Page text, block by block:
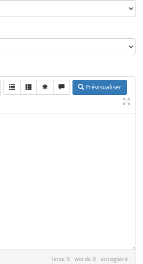
Prévisualiser
lines: 0 words: 0 enregistré